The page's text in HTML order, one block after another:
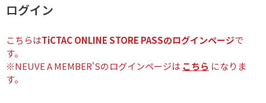
ログイン
こちらはTiCTAC ONLINE STORE PASSのログインページで
す。
※NEUVE A MEMBER'Sのログインページは こちら になりま
す。